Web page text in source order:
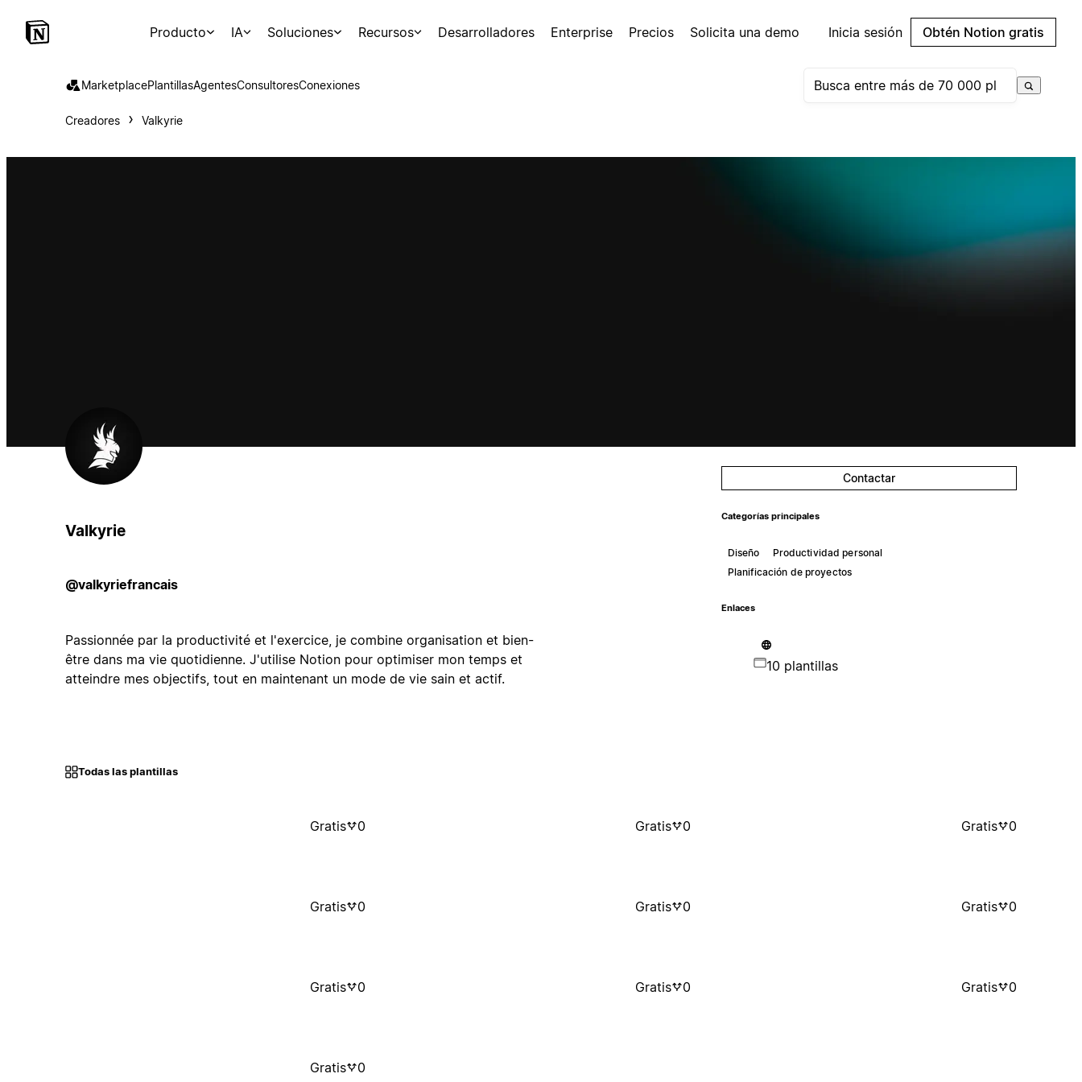
Producto IA Soluciones Recursos Desarrolladores Enterprise Precios Solicita una demo Inicia sesión Obtén Notion gratis
MarketplacePlantillasAgentesConsultoresConexiones
Creadores Valkyrie
Valkyrie
@valkyriefrancais
Passionnée par la productivité et l'exercice, je combine organisation et bien-
être dans ma vie quotidienne. J'utilise Notion pour optimiser mon temps et
atteindre mes objectifs, tout en maintenant un mode de vie sain et actif.
Contactar
Categorías principales
Diseño
Productividad personal
Planificación de proyectos
Enlaces
10 plantillas
Todas las plantillas
Gratis 0 Gratis 0 Gratis 0
Gratis 0 Gratis 0 Gratis 0
Gratis 0 Gratis 0 Gratis 0
Gratis 0